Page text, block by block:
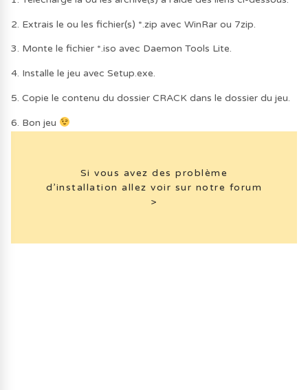
2. Extrais le ou les fichier(s) *.zip avec WinRar ou 7zip.
3. Monte le fichier *.iso avec Daemon Tools Lite.
4. Installe le jeu avec Setup.exe.
5. Copie le contenu du dossier CRACK dans le dossier du jeu.
6. Bon jeu
Si vous avez des problème
d’installation allez voir sur notre forum
>